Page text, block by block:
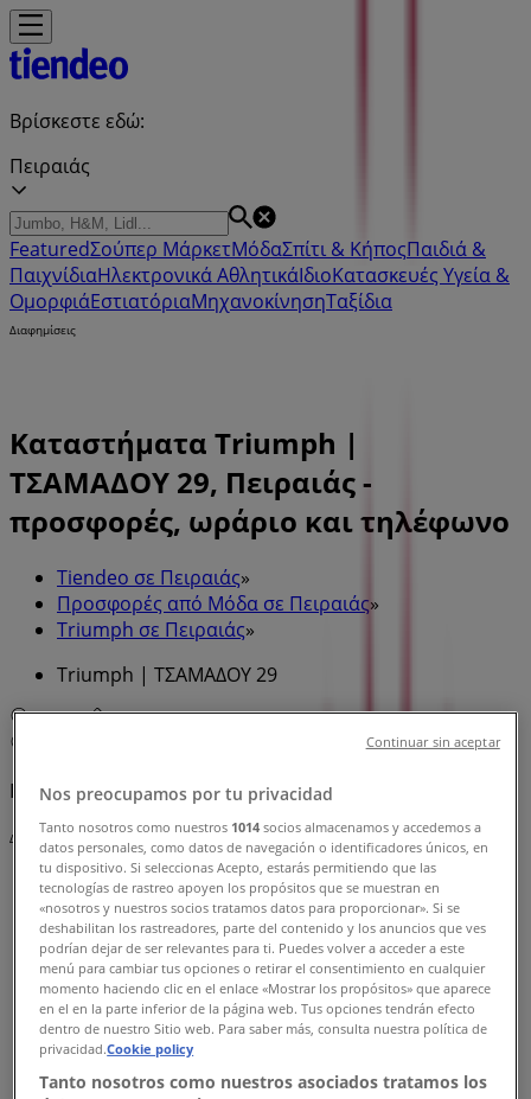
Βρίσκεστε εδώ:
Πειραιάς
FeaturedΣούπερ ΜάρκετΜόδαΣπίτι & ΚήποςΠαιδιά &
ΠαιχνίδιαΗλεκτρονικάΑθλητικάΙδιοΚατασκευές Υγεία &
ΟμορφιάΕστιατόριαΜηχανοκίνησηΤαξίδια
Διαφημίσεις
Καταστήματα Triumph |
ΤΣΑΜΑΔΟΥ 29, Πειραιάς -
προσφορές, ωράριο και τηλέφωνο
Tiendeo σε Πειραιάς»
Προσφορές από Μόδα σε Πειραιάς»
Triumph σε Πειραιάς»
Triumph | ΤΣΑΜΑΔΟΥ 29
Χάρτης
2104176014
Πρόκειται να δημοσιεύσουμε προσφορές από Triumph
Διαφημίσεις
Nos preocupamos por tu privacidad
Tanto nosotros como nuestros 1014 socios almacenamos y accedemos a
datos personales, como datos de navegación o identificadores únicos, en
tu dispositivo. Si seleccionas Acepto, estarás permitiendo que las
tecnologías de rastreo apoyen los propósitos que se muestran en
«nosotros y nuestros socios tratamos datos para proporcionar». Si se
deshabilitan los rastreadores, parte del contenido y los anuncios que ves
podrían dejar de ser relevantes para ti. Puedes volver a acceder a este
menú para cambiar tus opciones o retirar el consentimiento en cualquier
momento haciendo clic en el enlace «Mostrar los propósitos» que aparece
en el en la parte inferior de la página web. Tus opciones tendrán efecto
dentro de nuestro Sitio web. Para saber más, consulta nuestra política de
privacidad.Cookie policy
Tanto nosotros como nuestros asociados tratamos los
Continuar sin aceptar